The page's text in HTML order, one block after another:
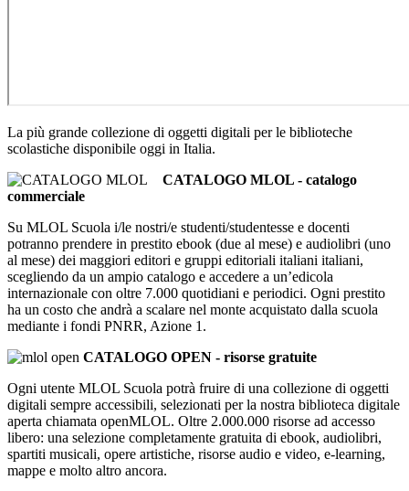
La più grande collezione di oggetti digitali per le biblioteche
scolastiche disponibile oggi in Italia.
CATALOGO MLOL - catalogo
commerciale
Su MLOL Scuola i/le nostri/e studenti/studentesse e docenti
potranno prendere in prestito ebook (due al mese) e audiolibri (uno
al mese) dei maggiori editori e gruppi editoriali italiani italiani,
scegliendo da un ampio catalogo e accedere a un’edicola
internazionale con oltre 7.000 quotidiani e periodici. Ogni prestito
ha un costo che andrà a scalare nel monte acquistato dalla scuola
mediante i fondi PNRR, Azione 1.
CATALOGO OPEN - risorse gratuite
Ogni utente MLOL Scuola potrà fruire di una collezione di oggetti
digitali sempre accessibili, selezionati per la nostra biblioteca digitale
aperta chiamata openMLOL. Oltre 2.000.000 risorse ad accesso
libero: una selezione completamente gratuita di ebook, audiolibri,
spartiti musicali, opere artistiche, risorse audio e video, e-learning,
mappe e molto altro ancora.